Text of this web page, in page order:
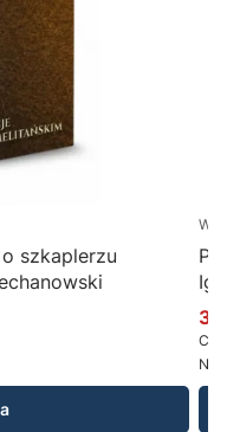
szkaplerzu